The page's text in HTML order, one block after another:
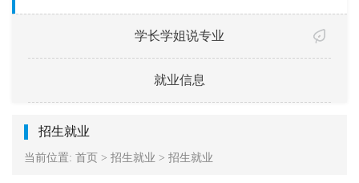
学长学姐说专业
就业信息
招生就业
当前位置: 首页 > 招生就业 > 招生就业